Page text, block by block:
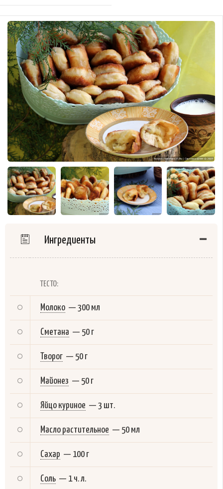
Ингредиенты
ТЕСТО:
Молоко — 300 мл
Сметана — 50 г
Творог — 50 г
Майонез — 50 г
Яйцо куриное — 3 шт.
Масло растительное — 50 мл
Сахар — 100 г
Соль — 1 ч. л.